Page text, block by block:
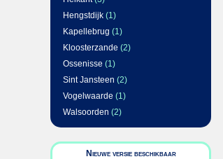
Hengstdijk (1)
Kapellebrug (1)
Kloosterzande (2)
Ossenisse (1)
Sint Jansteen (2)
Vogelwaarde (1)
Walsoorden (2)
Nieuwe versie beschikbaar